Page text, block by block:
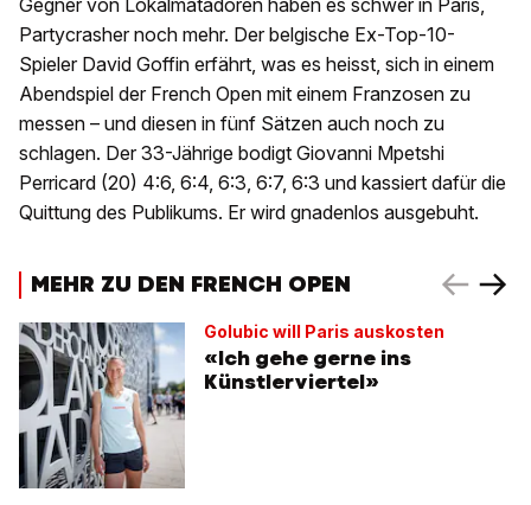
Gegner von Lokalmatadoren haben es schwer in Paris,
Partycrasher noch mehr. Der belgische Ex-Top-10-
Spieler David Goffin erfährt, was es heisst, sich in einem
Abendspiel der French Open mit einem Franzosen zu
messen – und diesen in fünf Sätzen auch noch zu
schlagen. Der 33-Jährige bodigt Giovanni Mpetshi
Perricard (20) 4:6, 6:4, 6:3, 6:7, 6:3 und kassiert dafür die
Quittung des Publikums. Er wird gnadenlos ausgebuht.
MEHR ZU DEN FRENCH OPEN
Golubic will Paris auskosten
«Ich gehe gerne ins
Künstlerviertel»